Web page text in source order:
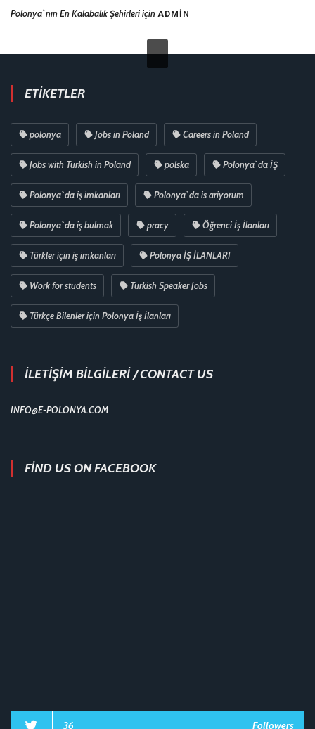
Polonya`nın En Kalabalık Şehirleriiçin ADMIN
ETIKETLER
polonya Jobs in Poland Careers in Poland
Jobs with Turkish in Poland polska Polonya`da İŞ
Polonya`da iş imkanları Polonya`da is ariyorum
Polonya`da iş bulmak pracy Öğrenci İş İlanları
Türkler için iş imkanları Polonya İŞ İLANLARI
Work for students Turkish Speaker Jobs
Türkçe Bilenler için Polonya İş İlanları
İLETİŞİM BİLGİLERİ / CONTACT US
INFO@E-POLONYA.COM
FIND US ON FACEBOOK
36 Followers